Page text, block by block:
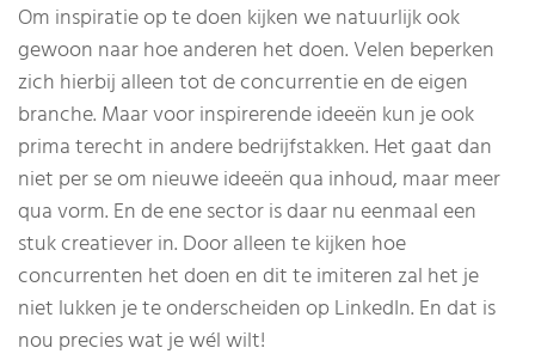
Om inspiratie op te doen kijken we natuurlijk ook
gewoon naar hoe anderen het doen. Velen beperken
zich hierbij alleen tot de concurrentie en de eigen
branche. Maar voor inspirerende ideeën kun je ook
prima terecht in andere bedrijfstakken. Het gaat dan
niet per se om nieuwe ideeën qua inhoud, maar meer
qua vorm. En de ene sector is daar nu eenmaal een
stuk creatiever in. Door alleen te kijken hoe
concurrenten het doen en dit te imiteren zal het je
niet lukken je te onderscheiden op LinkedIn. En dat is
nou precies wat je wél wilt!